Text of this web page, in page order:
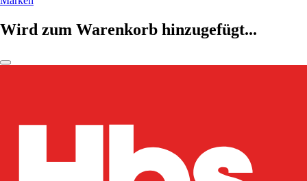
Wird zum Warenkorb hinzugefügt...